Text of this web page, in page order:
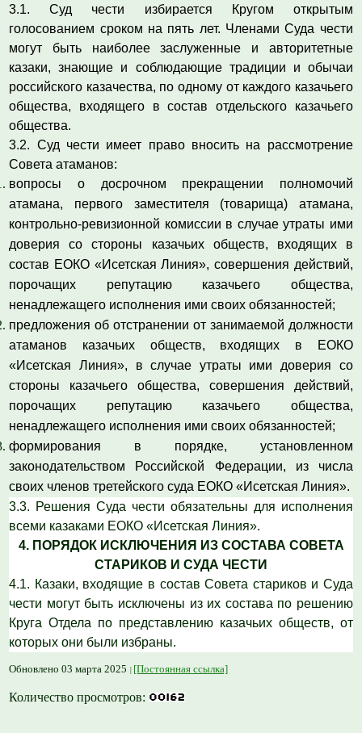
3.1. Суд чести избирается Кругом открытым
голосованием сроком на пять лет. Членами Суда чести
могут быть наиболее заслуженные и авторитетные
казаки, знающие и соблюдающие традиции и обычаи
российского казачества, по одному от каждого казачьего
общества, входящего в состав отдельского казачьего
общества.
3.2. Суд чести имеет право вносить на рассмотрение
Совета атаманов:
вопросы о досрочном прекращении полномочий
атамана, первого заместителя (товарища) атамана,
контрольно-ревизионной комиссии в случае утраты ими
доверия со стороны казачьих обществ, входящих в
состав ЕОКО «Исетская Линия», совершения действий,
порочащих репутацию казачьего общества,
ненадлежащего исполнения ими своих обязанностей;
предложения об отстранении от занимаемой должности
атаманов казачьих обществ, входящих в ЕОКО
«Исетская Линия», в случае утраты ими доверия со
стороны казачьего общества, совершения действий,
порочащих репутацию казачьего общества,
ненадлежащего исполнения ими своих обязанностей;
формирования в порядке, установленном
законодательством Российской Федерации, из числа
своих членов третейского суда ЕОКО «Исетская Линия».
3.3. Решения Суда чести обязательны для исполнения
всеми казаками ЕОКО «Исетская Линия».
4. ПОРЯДОК ИСКЛЮЧЕНИЯ ИЗ СОСТАВА СОВЕТА
СТАРИКОВ И СУДА ЧЕСТИ
4.1. Казаки, входящие в состав Совета стариков и Суда
чести могут быть исключены из их состава по решению
Круга Отдела по представлению казачьих обществ, от
которых они были избраны.
Обновлено 03 марта 2025 [Постоянная ссылка]
Количество просмотров: